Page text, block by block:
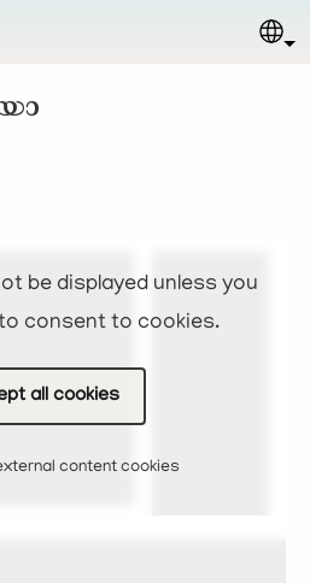
be displayed unless you
consent to cookies.
all cookies
content cookies